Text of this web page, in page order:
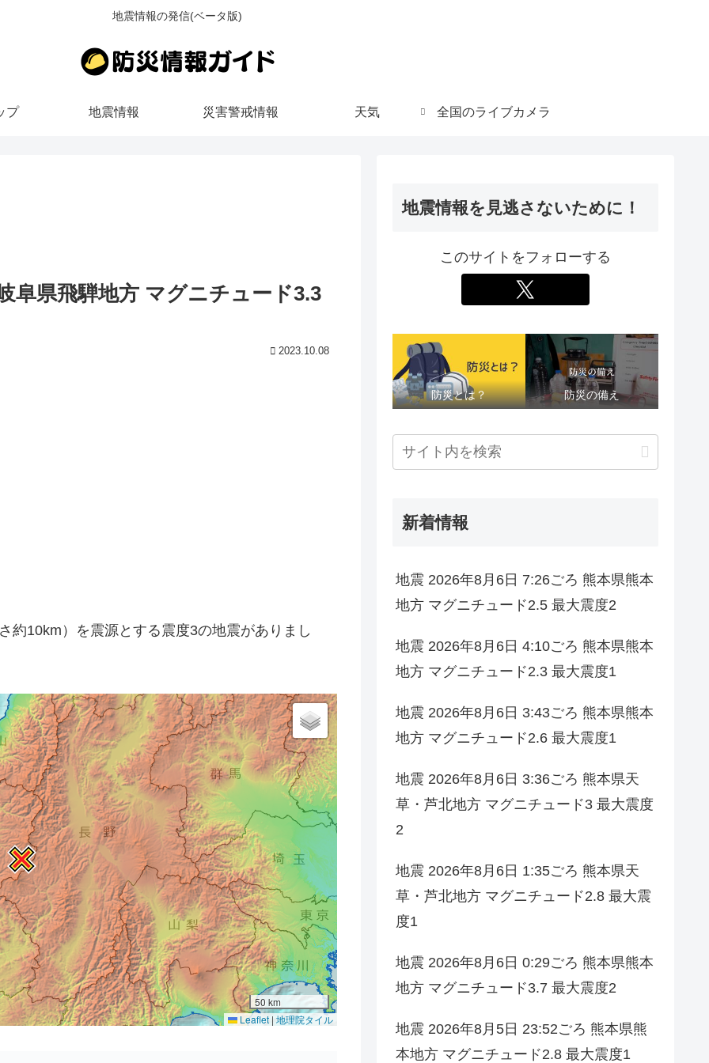
地震情報の発信(ベータ版)
プ 地震情報 災害警戒情報 天気 全国のライブカメラ
阜県飛騨地方 マグニチュード3.3
2023.10.08
約10km）を震源とする震度3の地震がありまし
50 km
Leaflet | 地理院タイル
地震情報を見逃さないために！
このサイトをフォローする
防災とは？ 防災の備え
新着情報
地震 2026年8月6日 7:26ごろ 熊本県熊本
地方 マグニチュード2.5 最大震度2
地震 2026年8月6日 4:10ごろ 熊本県熊本
地方 マグニチュード2.3 最大震度1
地震 2026年8月6日 3:43ごろ 熊本県熊本
地方 マグニチュード2.6 最大震度1
地震 2026年8月6日 3:36ごろ 熊本県天
草・芦北地方 マグニチュード3 最大震度
2
地震 2026年8月6日 1:35ごろ 熊本県天
草・芦北地方 マグニチュード2.8 最大震
度1
地震 2026年8月6日 0:29ごろ 熊本県熊本
地方 マグニチュード3.7 最大震度2
地震 2026年8月5日 23:52ごろ 熊本県熊
本地方 マグニチュード2.8 最大震度1